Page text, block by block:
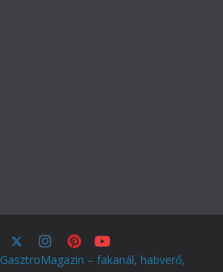
GasztroMagazin – fakanál, habverő,